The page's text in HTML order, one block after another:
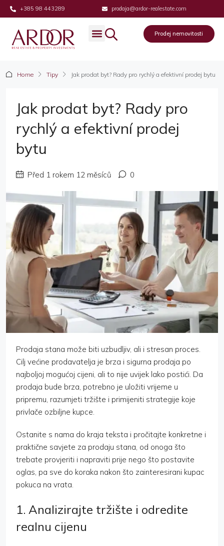
+385 98 443289 prodaja@ardor-realestate.com
Prodej nemovitosti
Home Tipy Jak prodat byt? Rady pro rychlý a efektivní prodej bytu
Jak prodat byt? Rady pro
rychlý a efektivní prodej
bytu
Před 1 rokem 12 měsíců 0
Prodaja stana može biti uzbudljiv, ali i stresan proces.
Cilj većine prodavatelja je brza i sigurna prodaja po
najboljoj mogućoj cijeni, ali to nije uvijek lako postići. Da
prodaja bude brza, potrebno je uložiti vrijeme u
pripremu, razumjeti tržište i primijeniti strategije koje
privlače ozbiljne kupce.
Ostanite s nama do kraja teksta i pročitajte konkretne i
praktične savjete za prodaju stana, od onoga što
trebate provjeriti i napraviti prije nego što postavite
oglas, pa sve do koraka nakon što zainteresirani kupac
pokuca na vrata.
1. Analizirajte tržište i odredite
realnu cijenu